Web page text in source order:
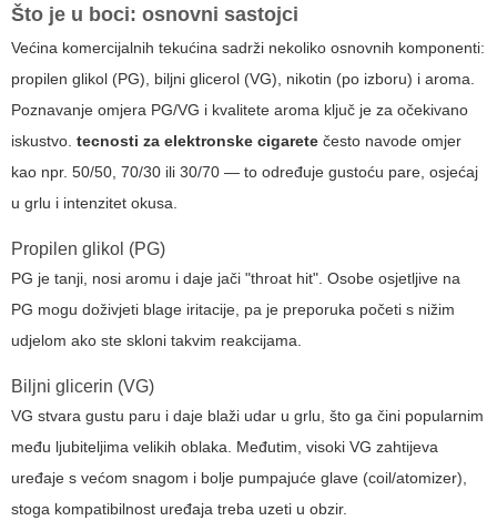
Što je u boci: osnovni sastojci
Većina komercijalnih tekućina sadrži nekoliko osnovnih komponenti:
propilen glikol (PG), biljni glicerol (VG), nikotin (po izboru) i aroma.
Poznavanje omjera PG/VG i kvalitete aroma ključ je za očekivano
iskustvo. tecnosti za elektronske cigarete često navode omjer
kao npr. 50/50, 70/30 ili 30/70 — to određuje gustoću pare, osjećaj
u grlu i intenzitet okusa.
Propilen glikol (PG)
PG je tanji, nosi aromu i daje jači "throat hit". Osobe osjetljive na
PG mogu doživjeti blage iritacije, pa je preporuka početi s nižim
udjelom ako ste skloni takvim reakcijama.
Biljni glicerin (VG)
VG stvara gustu paru i daje blaži udar u grlu, što ga čini popularnim
među ljubiteljima velikih oblaka. Međutim, visoki VG zahtijeva
uređaje s većom snagom i bolje pumpajuće glave (coil/atomizer),
stoga kompatibilnost uređaja treba uzeti u obzir.